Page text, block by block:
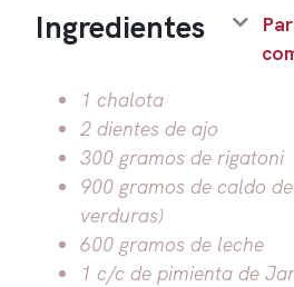
Ingredientes
1 chalota
2 dientes de ajo
300 gramos de rigatoni
900 gramos de caldo
verduras)
600 gramos de leche
1 c/c de pimienta de